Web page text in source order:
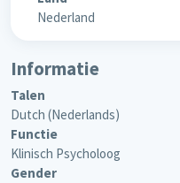
Nederland
Informatie
Talen
Dutch (Nederlands)
Functie
Klinisch Psycholoog
Gender